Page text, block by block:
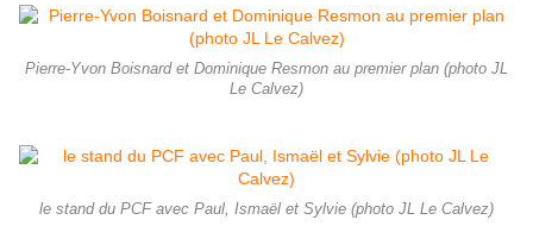
Pierre-Yvon Boisnard et Dominique Resmon au premier plan (photo JL
Le Calvez)
le stand du PCF avec Paul, Ismaël et Sylvie (photo JL Le Calvez)